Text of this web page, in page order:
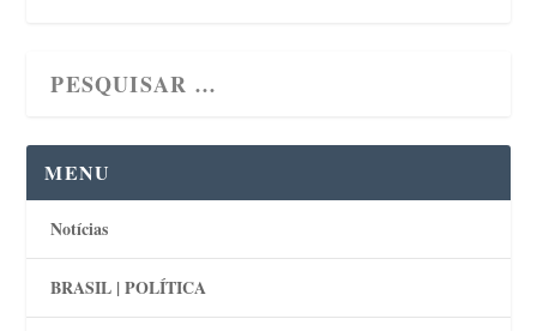
MENU
Notícias
BRASIL | POLÍTICA